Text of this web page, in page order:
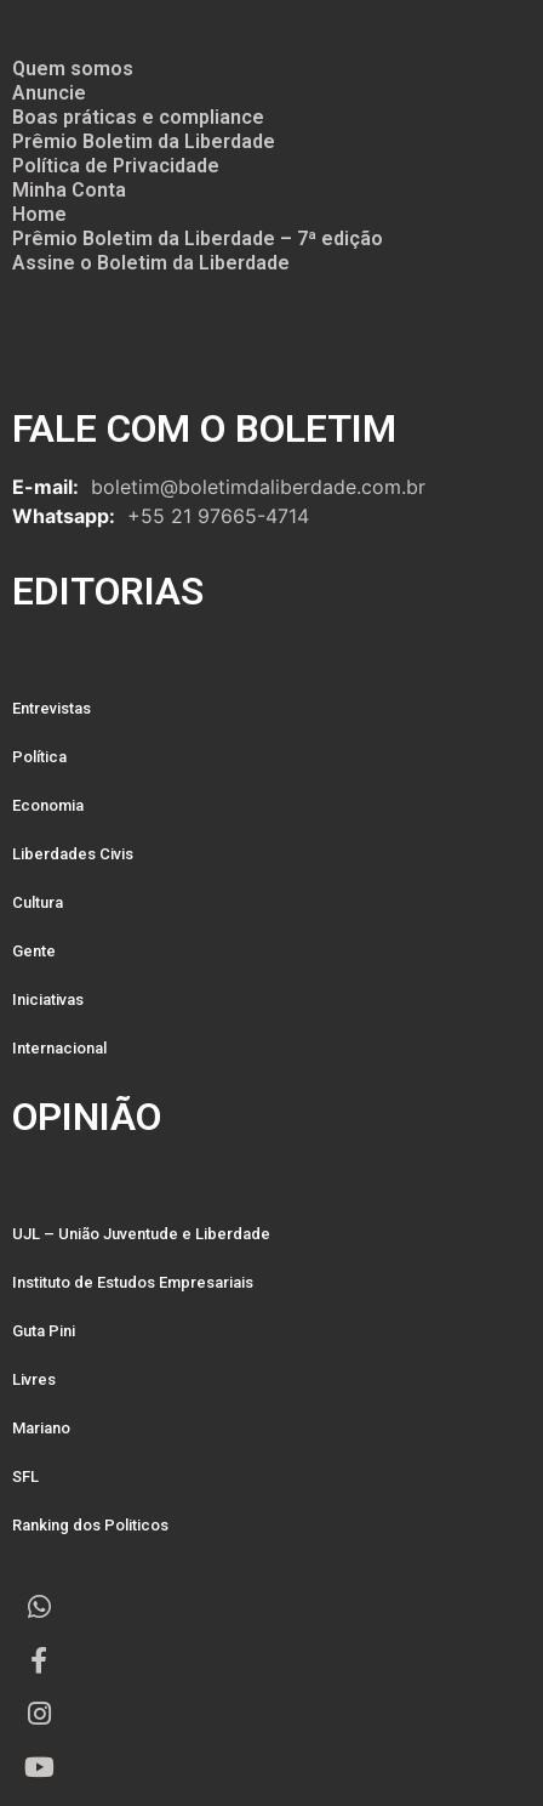
Quem somos
Anuncie
Boas práticas e compliance
Prêmio Boletim da Liberdade
Política de Privacidade
Minha Conta
Home
Prêmio Boletim da Liberdade – 7ª edição
Assine o Boletim da Liberdade
FALE COM O BOLETIM
E-mail: boletim@boletimdaliberdade.com.br
Whatsapp: +55 21 97665-4714
EDITORIAS
Entrevistas
Política
Economia
Liberdades Civis
Cultura
Gente
Iniciativas
Internacional
OPINIÃO
UJL – União Juventude e Liberdade
Instituto de Estudos Empresariais
Guta Pini
Livres
Mariano
SFL
Ranking dos Politicos